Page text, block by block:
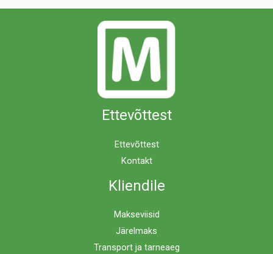
Ettevõttest
Ettevõttest
Kontakt
Kliendile
Makseviisid
Järelmaks
Transport ja tarneaeg